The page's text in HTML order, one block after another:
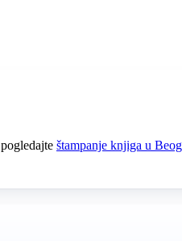
štampanje knjiga u